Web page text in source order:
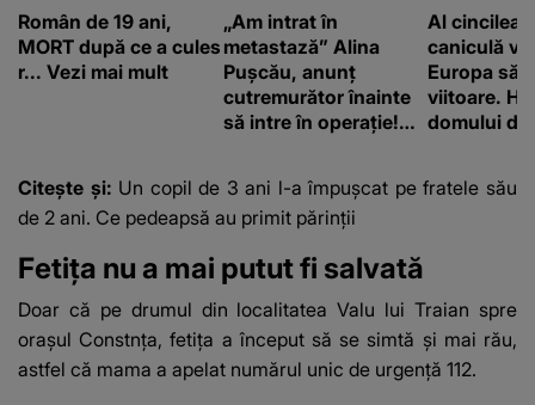
Român de 19 ani,
MORT după ce a cules
r... Vezi mai mult
„Am intrat în
metastază” Alina
Pușcău, anunț
cutremurător înainte
să intre în operație!
fanilor
Al cincilea
caniculă
Europa
viitoare.
domului de
Citește și: Un copil de 3 ani l-a împușcat pe fratele său
de 2 ani. Ce pedeapsă au primit părinții
Fetița nu a mai putut fi salvată
Doar că pe drumul din localitatea Valu lui Traian spre
orașul Constnța, fetița a început să se simtă și mai rău,
astfel că mama a apelat numărul unic de urgență 112.